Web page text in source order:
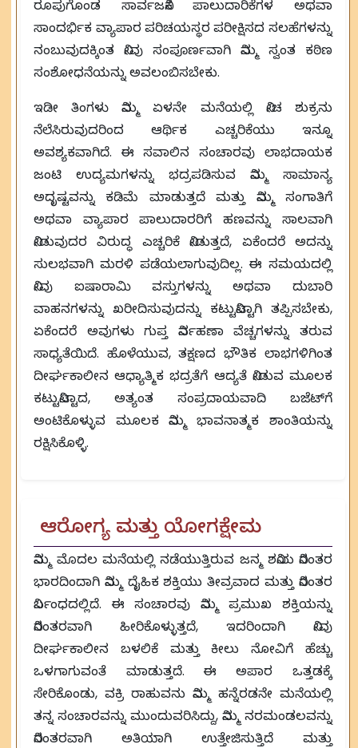
ರೂಪುಗೊಂಡ ಸಾರ್ವಜನಿಕ ಪಾಲುದಾರಿಕೆಗಳ ಅಥವಾ
ಸಾಂದರ್ಭಿಕ ವ್ಯಾಪಾರ ಪರಿಚಯಸ್ಥರ ಪರೀಕ್ಷಿಸದ ಸಲಹೆಗಳನ್ನು
ನಂಬುವುದಕ್ಕಿಂತ ನೀವು ಸಂಪೂರ್ಣವಾಗಿ ನಿಮ್ಮ ಸ್ವಂತ ಕಠಿಣ
ಸಂಶೋಧನೆಯನ್ನು ಅವಲಂಬಿಸಬೇಕು.
ಇಡೀ ತಿಂಗಳು ನಿಮ್ಮ ಏಳನೇ ಮನೆಯಲ್ಲಿ ನೀಚ ಶುಕ್ರನು
ನೆಲೆಸಿರುವುದರಿಂದ ಆರ್ಥಿಕ ಎಚ್ಚರಿಕೆಯು ಇನ್ನೂ
ಅವಶ್ಯಕವಾಗಿದೆ. ಈ ಸವಾಲಿನ ಸಂಚಾರವು ಲಾಭದಾಯಕ
ಜಂಟಿ ಉದ್ಯಮಗಳನ್ನು ಭದ್ರಪಡಿಸುವ ನಿಮ್ಮ ಸಾಮಾನ್ಯ
ಅದೃಷ್ಟವನ್ನು ಕಡಿಮೆ ಮಾಡುತ್ತದೆ ಮತ್ತು ನಿಮ್ಮ ಸಂಗಾತಿಗೆ
ಅಥವಾ ವ್ಯಾಪಾರ ಪಾಲುದಾರರಿಗೆ ಹಣವನ್ನು ಸಾಲವಾಗಿ
ನೀಡುವುದರ ವಿರುದ್ಧ ಎಚ್ಚರಿಕೆ ನೀಡುತ್ತದೆ, ಏಕೆಂದರೆ ಅದನ್ನು
ಸುಲಭವಾಗಿ ಮರಳಿ ಪಡೆಯಲಾಗುವುದಿಲ್ಲ. ಈ ಸಮಯದಲ್ಲಿ
ನೀವು ಐಷಾರಾಮಿ ವಸ್ತುಗಳನ್ನು ಅಥವಾ ದುಬಾರಿ
ವಾಹನಗಳನ್ನು ಖರೀದಿಸುವುದನ್ನು ಕಟ್ಟುನಿಟ್ಟಾಗಿ ತಪ್ಪಿಸಬೇಕು,
ಏಕೆಂದರೆ ಅವುಗಳು ಗುಪ್ತ ನಿರ್ವಹಣಾ ವೆಚ್ಚಗಳನ್ನು ತರುವ
ಸಾಧ್ಯತೆಯಿದೆ. ಹೊಳೆಯುವ, ತಕ್ಷಣದ ಭೌತಿಕ ಲಾಭಗಳಿಗಿಂತ
ದೀರ್ಘಕಾಲೀನ ಆಧ್ಯಾತ್ಮಿಕ ಭದ್ರತೆಗೆ ಆದ್ಯತೆ ನೀಡುವ ಮೂಲಕ
ಕಟ್ಟುನಿಟ್ಟಾದ, ಅತ್ಯಂತ ಸಂಪ್ರದಾಯವಾದಿ ಬಜೆಟ್‌ಗೆ
ಅಂಟಿಕೊಳ್ಳುವ ಮೂಲಕ ನಿಮ್ಮ ಭಾವನಾತ್ಮಕ ಶಾಂತಿಯನ್ನು
ರಕ್ಷಿಸಿಕೊಳ್ಳಿ.
ಆರೋಗ್ಯ ಮತ್ತು ಯೋಗಕ್ಷೇಮ
ನಿಮ್ಮ ಮೊದಲ ಮನೆಯಲ್ಲಿ ನಡೆಯುತ್ತಿರುವ ಜನ್ಮ ಶನಿಯ ನಿರಂತರ
ಭಾರದಿಂದಾಗಿ ನಿಮ್ಮ ದೈಹಿಕ ಶಕ್ತಿಯು ತೀವ್ರವಾದ ಮತ್ತು ನಿರಂತರ
ನಿರ್ಬಂಧದಲ್ಲಿದೆ. ಈ ಸಂಚಾರವು ನಿಮ್ಮ ಪ್ರಮುಖ ಶಕ್ತಿಯನ್ನು
ನಿರಂತರವಾಗಿ ಹೀರಿಕೊಳ್ಳುತ್ತದೆ, ಇದರಿಂದಾಗಿ ನೀವು
ದೀರ್ಘಕಾಲೀನ ಬಳಲಿಕೆ ಮತ್ತು ಕೀಲು ನೋವಿಗೆ ಹೆಚ್ಚು
ಒಳಗಾಗುವಂತೆ ಮಾಡುತ್ತದೆ. ಈ ಅಪಾರ ಒತ್ತಡಕ್ಕೆ
ಸೇರಿಕೊಂಡು, ವಕ್ರಿ ರಾಹುವನು ನಿಮ್ಮ ಹನ್ನೆರಡನೇ ಮನೆಯಲ್ಲಿ
ತನ್ನ ಸಂಚಾರವನ್ನು ಮುಂದುವರಿಸಿದ್ದು, ನಿಮ್ಮ ನರಮಂಡಲವನ್ನು
ನಿರಂತರವಾಗಿ ಅತಿಯಾಗಿ ಉತ್ತೇಜಿಸುತ್ತಿದೆ ಮತ್ತು